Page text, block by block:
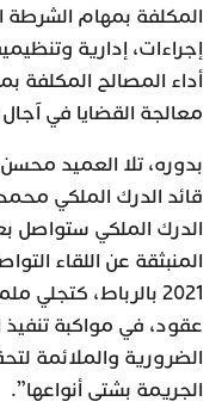
المكلفة بمهام الشرطة
إجراءات، إدارية
أداء المصالح المكلفة
معالجة القضايا في
بدوره، تلا العميد
قائد الدرك الملكي
الدرك الملكي ستواصل
المنبثقة عن اللقاء
2021 بالرباط،
عقود، في مواكبة تنفيذ
الضرورية والملائمة
الجريمة بشتى أنواعها”.